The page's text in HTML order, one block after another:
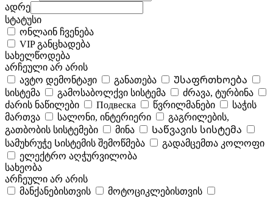
ადრე
სტატუსი
ონლაინ ჩვენება
VIP განცხადება
სახელწოდება
არჩეული არ არის
ავტო დემონტაჟი
განათება
Უსაფრთხოება
სისტემა
გამოსაბოლქვი სისტემა
ძრავა, ტურბინა
ძარის ნაწილები
Подвеска წვრილმანები
საჭის
მართვა
სალონი, ინტერიერი
გაგრილების,
გათბობის სისტემები
მინა
Საწვავის სისტემა
სამუხრუჭე Სისტემის შემოწმება
გადამცემთა კოლოფი
ელექტრო აღჭურვილობა
სახეობა
არჩეული არ არის
მანქანებისთვის
მოტოციკლებისთვის